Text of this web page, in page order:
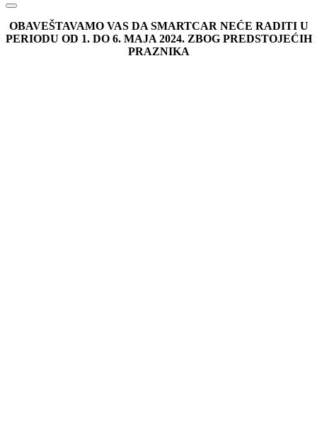
OBAVEŠTAVAMO VAS DA SMARTCAR NEĆE RADITI U
PERIODU OD 1. DO 6. MAJA 2024. ZBOG PREDSTOJEĆIH
PRAZNIKA